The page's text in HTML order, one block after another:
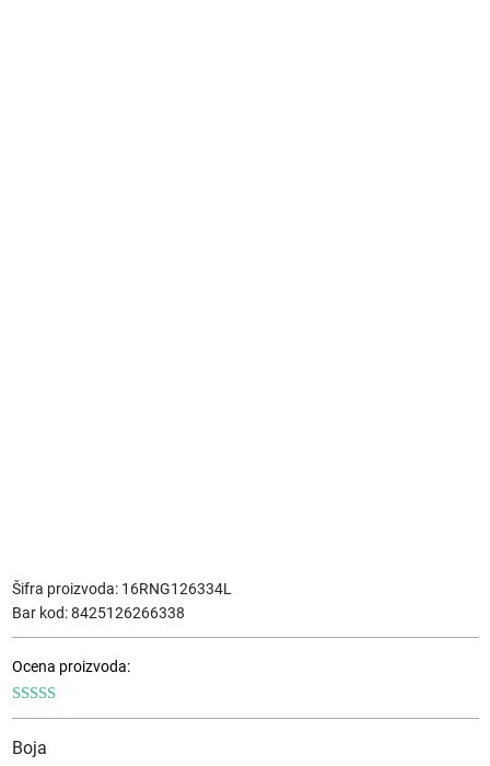
Bar kod:8425126266338
Šifra proizvoda: 16RNG126334L
Ocena proizvoda:
Boja